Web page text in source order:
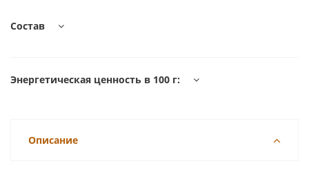
Состав
Энергетическая ценность в 100 г:
Описание